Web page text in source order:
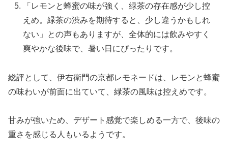
「レモンと蜂蜜の味が強く、緑茶の存在感が少し控
えめ。緑茶の渋みを期待すると、少し違うかもしれ
ない」との声もありますが、全体的には飲みやすく
爽やかな後味で、暑い日にぴったりです。
総評として、伊右衛門の京都レモネードは、レモンと蜂蜜
の味わいが前面に出ていて、緑茶の風味は控えめです。
甘みが強いため、デザート感覚で楽しめる一方で、後味の
重さを感じる人もいるようです。